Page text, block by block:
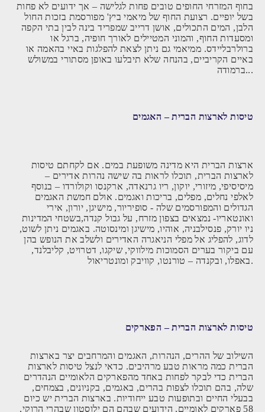
בחוף המזרחי החופים טובים פחות לגלישה – אך ידועים לא פחות
בשל יופיים. רצועת החוף של מיאמי ביץ' מפורסמת בזכות החול
הלבן, המים התכולים, אושן דרייב שמפריד בינה לבין בתי הקפה
ומסעדות החוף, והמוני המטיילים לאורך חופיה, ברגל או
ברולרבליידס. ממיאמי גם ניתן לצאת להפלגות באיי בהאמה או
באיים הקריביים, בהנחה שלא תיבלעו באופן מסתורי במשולש
ברמודה...
טיסות לארצות הברית – האגמים
ארצות הברית היא מדינה משופעת במים. אם לקחתם טיסות
לארצות הברית, תוכלו לראות בה שישה נהרות אדירים –
מיסיסיפי, מיזורי, יוקון, ריו גרנאדה, ארקנסו וקולורדו – בנוסף
לאלפי נחלים, מפלים, בריכות ואגמים. אולם חמשת האגמים
הגדולים והמפורסמים שלה - סופיריור, מישיגן, יורון, אירי
ואונטאריו- נמצאים בצפון מזרח, על גבול קנדה,בשטחי המדינות
ניו יורק, פנסילבניה, אוהיו, מישיגן ומינסוטה. באגמים ניתן לשוט,
לדוג, להפליג אל מפלי הניאגרה האדירים ולשלב את הנופש בהן
עם ביקור בערים הסמוכות מילווקי, שיקגו, דטרויט, קליבלנד,
באפלו, ובקנדה – טורנטו, קוויבק ומונטריאול.
טיסות לארצות הברית – הפארקים
השילוב של ההרים, הנהרות, האגמים והמרחבים יצר בארצות
הברית כמה מראות טבע מרהיבים. כדאי לנצל טיסות לארצות
הברית כדי לבקר לפחות באחד מהפארקים הלאומיים הנהדרים
שלה, בהם תוכלו לצפות בהרים, באגמים, בקניונים, בצמחים,
בבעלי החיים ובתופעות טבע ייחודיות. בארצות הברית יש כיום
58 פארקים לאומיים, הידועים שבהם הם ילוסטון שבהרי הרוקי,